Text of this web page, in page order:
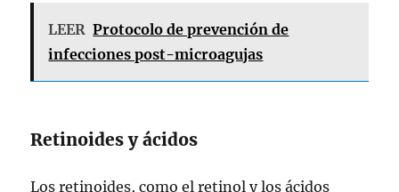
LEER Protocolo de prevención de
infecciones post-microagujas
Retinoides y ácidos
Los retinoides, como el retinol y los ácidos